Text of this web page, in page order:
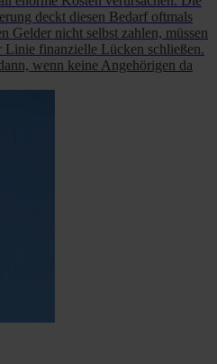
deckt diesen Bedarf oftmals
Gelder nicht selbst zahlen, müssen
Linie finanzielle Lücken schließen.
wenn keine Angehörigen da